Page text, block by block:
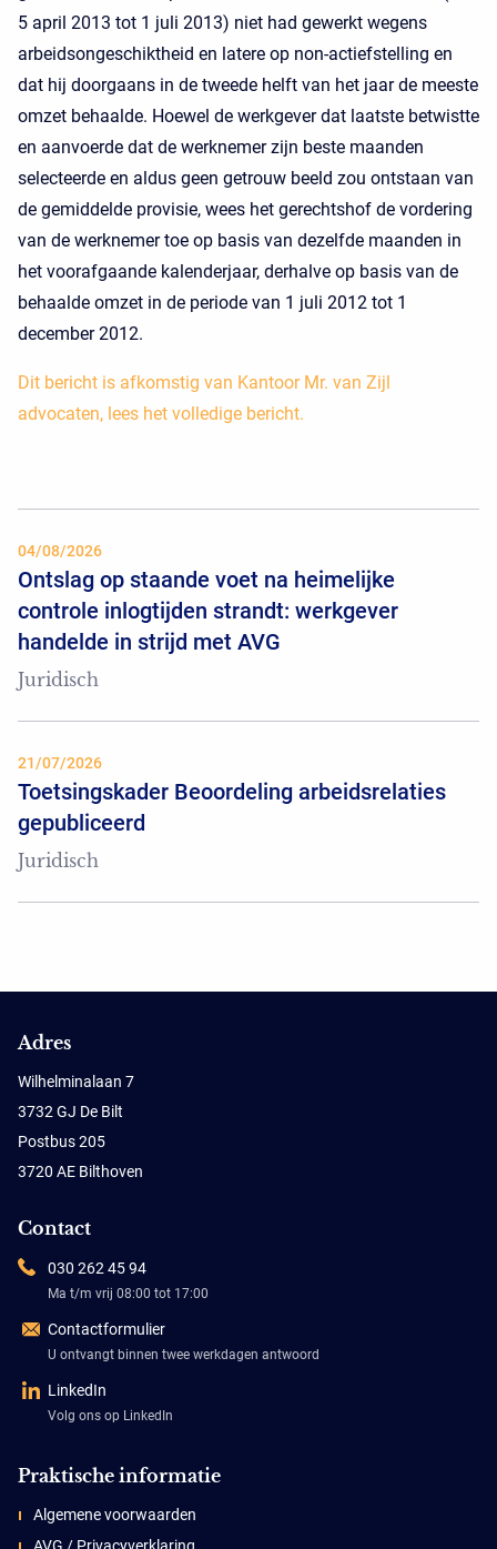
5 april 2013 tot 1 juli 2013) niet had gewerkt wegens
arbeidsongeschiktheid en latere op non-actiefstelling en
dat hij doorgaans in de tweede helft van het jaar de meeste
omzet behaalde. Hoewel de werkgever dat laatste betwistte
en aanvoerde dat de werknemer zijn beste maanden
selecteerde en aldus geen getrouw beeld zou ontstaan van
de gemiddelde provisie, wees het gerechtshof de vordering
van de werknemer toe op basis van dezelfde maanden in
het voorafgaande kalenderjaar, derhalve op basis van de
behaalde omzet in de periode van 1 juli 2012 tot 1
december 2012.
Dit bericht is afkomstig van Kantoor Mr. van Zijl
advocaten, lees het volledige bericht.
04/08/2026
Ontslag op staande voet na heimelijke
controle inlogtijden strandt: werkgever
handelde in strijd met AVG
Juridisch
21/07/2026
Toetsingskader Beoordeling arbeidsrelaties
gepubliceerd
Juridisch
Adres
Wilhelminalaan 7
3732 GJ De Bilt
Postbus 205
3720 AE Bilthoven
Contact
030 262 45 94
Ma t/m vrij 08:00 tot 17:00
Contactformulier
U ontvangt binnen twee werkdagen antwoord
LinkedIn
Volg ons op LinkedIn
Praktische informatie
Algemene voorwaarden